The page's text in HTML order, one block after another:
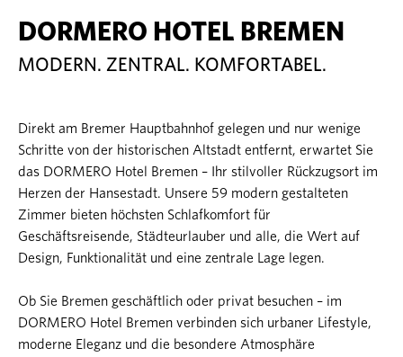
DORMERO HOTEL BREMEN
MODERN. ZENTRAL. KOMFORTABEL.
Direkt am Bremer Hauptbahnhof gelegen und nur wenige
Schritte von der historischen Altstadt entfernt, erwartet Sie
das DORMERO Hotel Bremen – Ihr stilvoller Rückzugsort im
Herzen der Hansestadt. Unsere 59 modern gestalteten
Zimmer bieten höchsten Schlafkomfort für
Geschäftsreisende, Städteurlauber und alle, die Wert auf
Design, Funktionalität und eine zentrale Lage legen.
Ob Sie Bremen geschäftlich oder privat besuchen – im
DORMERO Hotel Bremen verbinden sich urbaner Lifestyle,
moderne Eleganz und die besondere Atmosphäre